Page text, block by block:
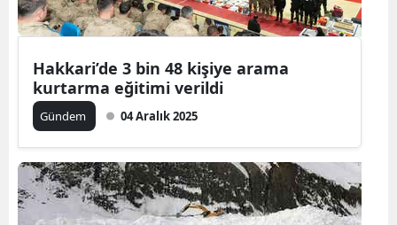
Çanakkale
Diyarbakır
Edirne
Hakkari’de 3 bin 48 kişiye arama
kurtarma eğitimi verildi
Gündem 04 Aralık 2025